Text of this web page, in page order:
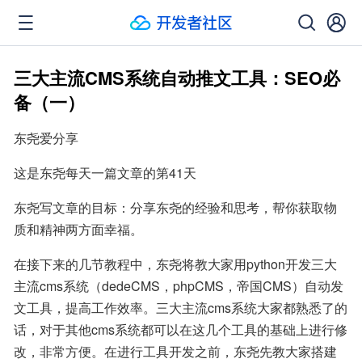
三大主流CMS系统自动推文工具：SEO必
备（一）
东尧爱分享
这是东尧每天一篇文章的第41天
东尧写文章的目标：分享东尧的经验和思考，帮你获取物
质和精神两方面幸福。
在接下来的几节教程中，东尧将教大家用python开发三大
主流cms系统（dedeCMS，phpCMS，帝国CMS）自动发
文工具，提高工作效率。三大主流cms系统大家都熟悉了的
话，对于其他cms系统都可以在这几个工具的基础上进行修
改，非常方便。在进行工具开发之前，东尧先教大家搭建